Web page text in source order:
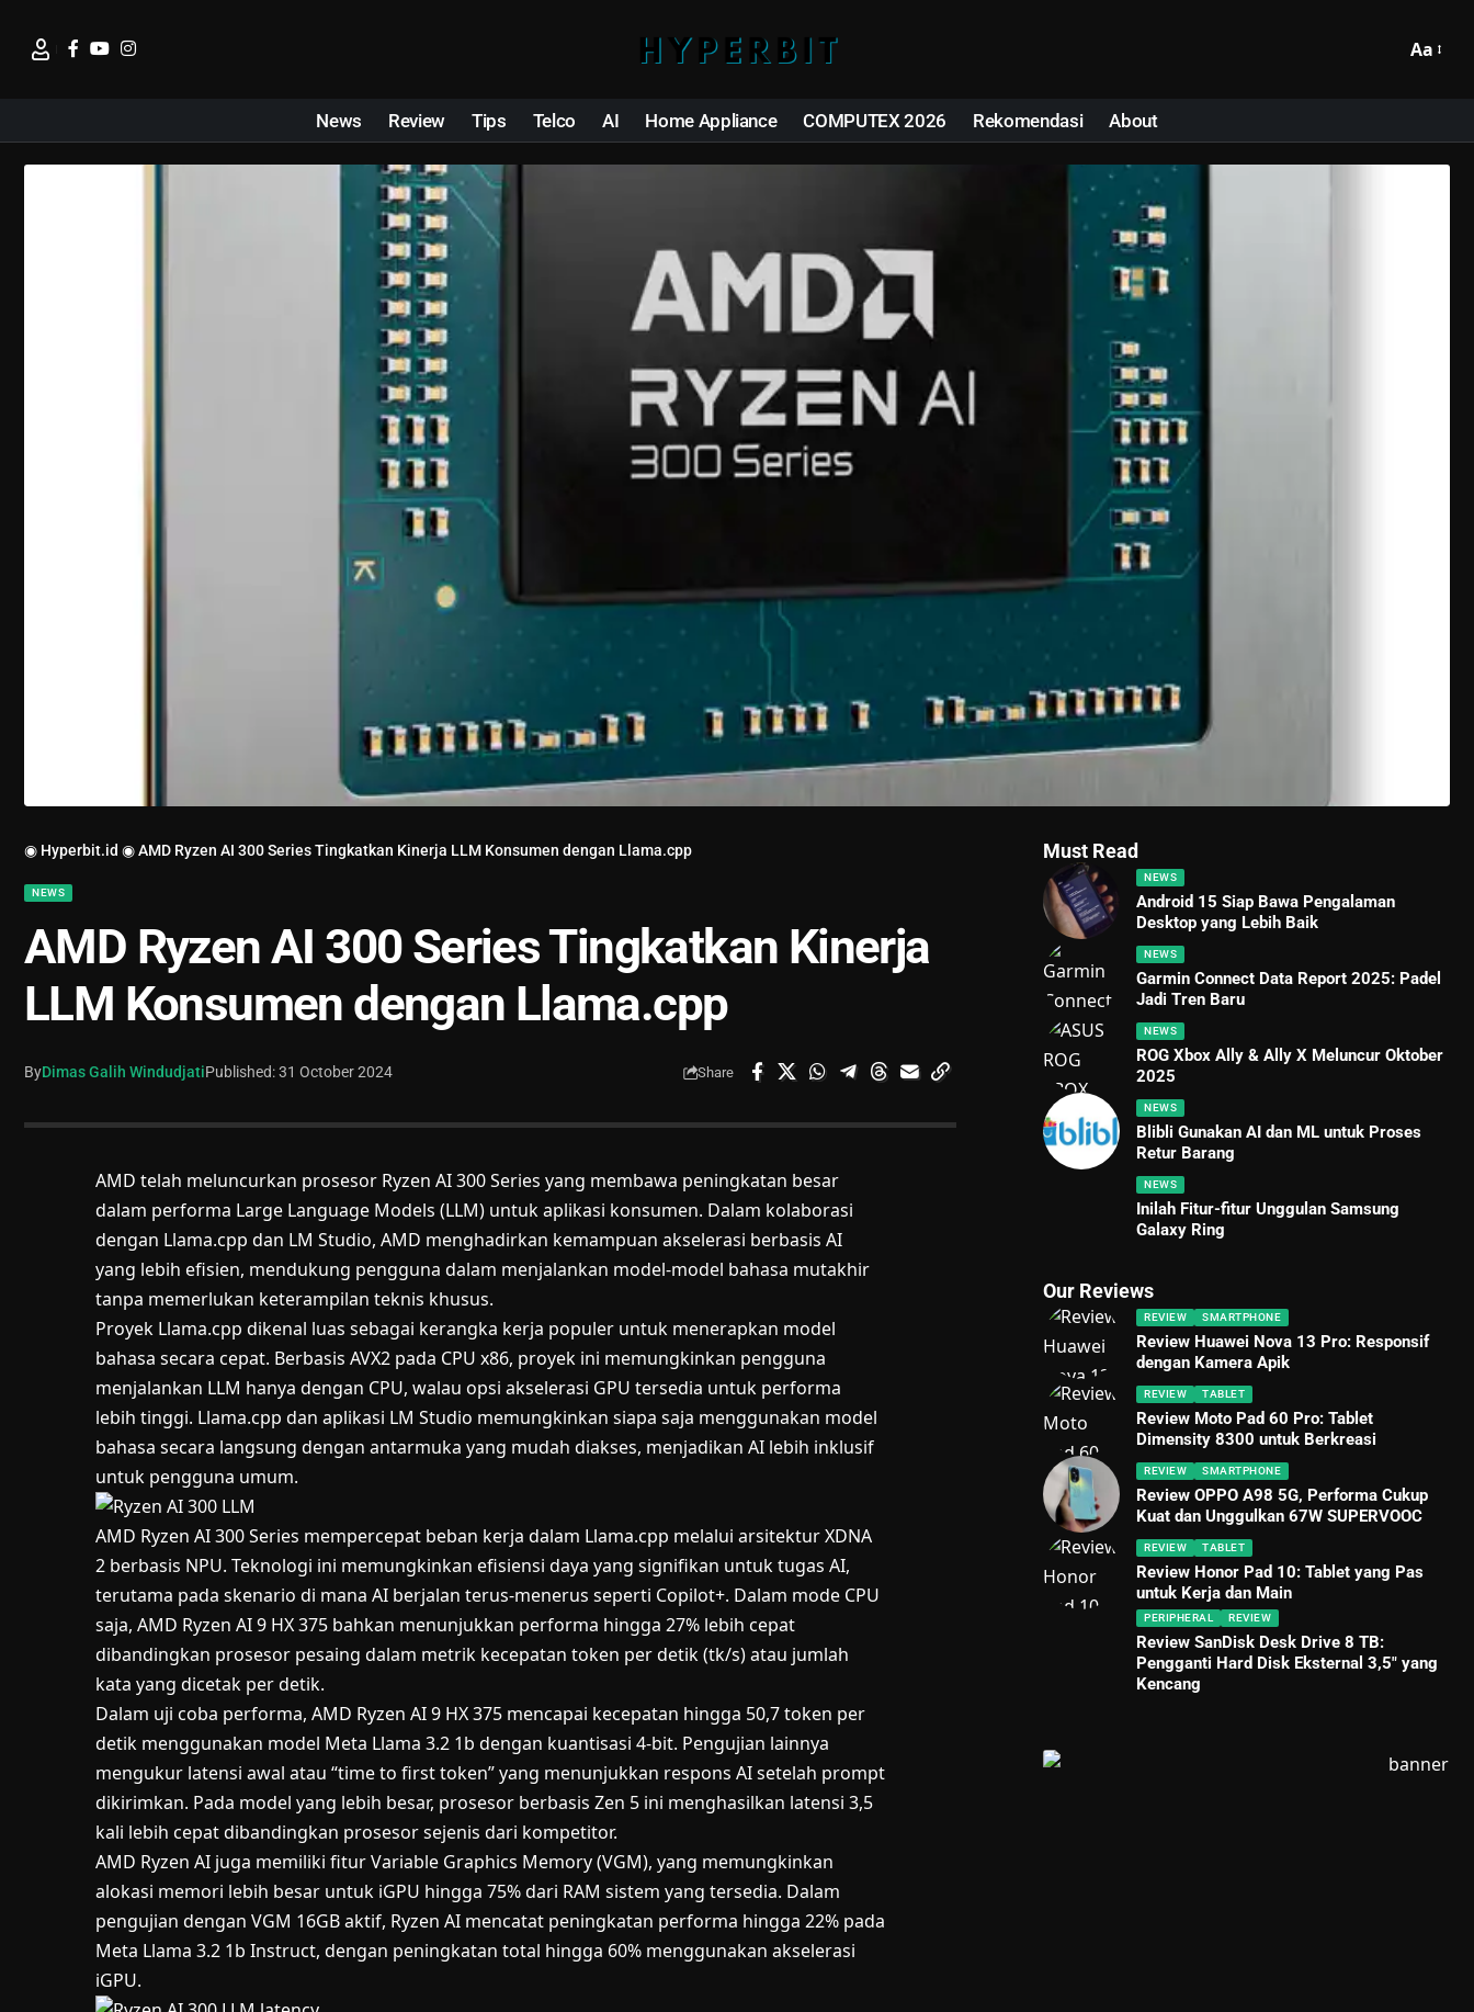
Aa
News Review Tips Telco AI Home Appliance COMPUTEX 2026 Rekomendasi About
◉ Hyperbit.id ◉AMD Ryzen AI 300 Series Tingkatkan Kinerja LLM Konsumen dengan Llama.cpp
NEWS
AMD Ryzen AI 300 Series Tingkatkan Kinerja
LLM Konsumen dengan Llama.cpp
ByDimas Galih WindudjatiPublished: 31 October 2024 Share
AMD telah meluncurkan prosesor Ryzen AI 300 Series yang membawa peningkatan besar
dalam performa Large Language Models (LLM) untuk aplikasi konsumen. Dalam kolaborasi
dengan Llama.cpp dan LM Studio, AMD menghadirkan kemampuan akselerasi berbasis AI
yang lebih efisien, mendukung pengguna dalam menjalankan model-model bahasa mutakhir
tanpa memerlukan keterampilan teknis khusus.
Proyek Llama.cpp dikenal luas sebagai kerangka kerja populer untuk menerapkan model
bahasa secara cepat. Berbasis AVX2 pada CPU x86, proyek ini memungkinkan pengguna
menjalankan LLM hanya dengan CPU, walau opsi akselerasi GPU tersedia untuk performa
lebih tinggi. Llama.cpp dan aplikasi LM Studio memungkinkan siapa saja menggunakan model
bahasa secara langsung dengan antarmuka yang mudah diakses, menjadikan AI lebih inklusif
untuk pengguna umum.
AMD Ryzen AI 300 Series mempercepat beban kerja dalam Llama.cpp melalui arsitektur XDNA
2 berbasis NPU. Teknologi ini memungkinkan efisiensi daya yang signifikan untuk tugas AI,
terutama pada skenario di mana AI berjalan terus-menerus seperti Copilot+. Dalam mode CPU
saja, AMD Ryzen AI 9 HX 375 bahkan menunjukkan performa hingga 27% lebih cepat
dibandingkan prosesor pesaing dalam metrik kecepatan token per detik (tk/s) atau jumlah
kata yang dicetak per detik.
Dalam uji coba performa, AMD Ryzen AI 9 HX 375 mencapai kecepatan hingga 50,7 token per
detik menggunakan model Meta Llama 3.2 1b dengan kuantisasi 4-bit. Pengujian lainnya
mengukur latensi awal atau “time to first token” yang menunjukkan respons AI setelah prompt
dikirimkan. Pada model yang lebih besar, prosesor berbasis Zen 5 ini menghasilkan latensi 3,5
kali lebih cepat dibandingkan prosesor sejenis dari kompetitor.
AMD Ryzen AI juga memiliki fitur Variable Graphics Memory (VGM), yang memungkinkan
alokasi memori lebih besar untuk iGPU hingga 75% dari RAM sistem yang tersedia. Dalam
pengujian dengan VGM 16GB aktif, Ryzen AI mencatat peningkatan performa hingga 22% pada
Meta Llama 3.2 1b Instruct, dengan peningkatan total hingga 60% menggunakan akselerasi
iGPU.
Must Read
NEWS
Android 15 Siap Bawa Pengalaman
Desktop yang Lebih Baik
NEWS
Garmin Connect Data Report 2025: Padel
Jadi Tren Baru
NEWS
ROG Xbox Ally & Ally X Meluncur Oktober
2025
NEWS
Blibli Gunakan AI dan ML untuk Proses
Retur Barang
NEWS
Inilah Fitur-fitur Unggulan Samsung
Galaxy Ring
Our Reviews
REVIEW SMARTPHONE
Review Huawei Nova 13 Pro: Responsif
dengan Kamera Apik
REVIEW TABLET
Review Moto Pad 60 Pro: Tablet
Dimensity 8300 untuk Berkreasi
REVIEW SMARTPHONE
Review OPPO A98 5G, Performa Cukup
Kuat dan Unggulkan 67W SUPERVOOC
REVIEW TABLET
Review Honor Pad 10: Tablet yang Pas
untuk Kerja dan Main
PERIPHERAL REVIEW
Review SanDisk Desk Drive 8 TB:
Pengganti Hard Disk Eksternal 3,5″ yang
Kencang